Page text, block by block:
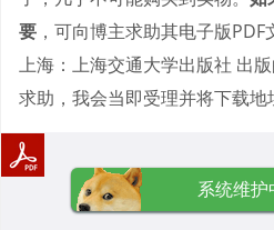
要 ，可向博主求助其电子版
上海：上海交通大学出版社 出
求助，我会当即受理并将下载地
系统维护